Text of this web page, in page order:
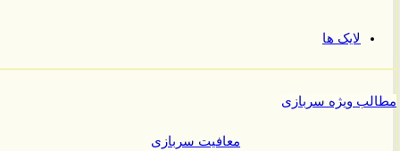
لایک ها
ویژه سربازی
معافیت سربازی